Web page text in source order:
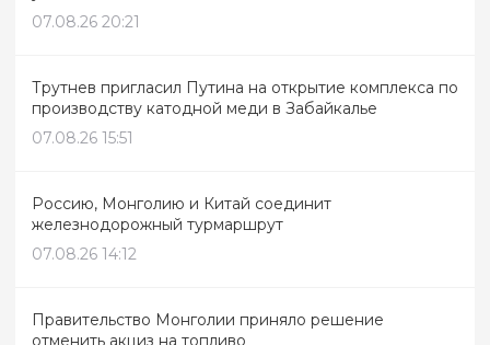
07.08.26 20:21
Трутнев пригласил Путина на открытие комплекса по
производству катодной меди в Забайкалье
07.08.26 15:51
Россию, Монголию и Китай соединит
железнодорожный турмаршрут
07.08.26 14:12
Правительство Монголии приняло решение
отменить акциз на топливо